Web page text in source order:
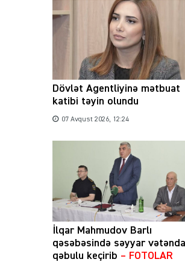
Dövlət Agentliyinə mətbuat
katibi təyin olundu
07 Avqust 2026, 12:24
İlqar Mahmudov Barlı
qəsəbəsində səyyar
qəbulu keçirib – FOTOLAR